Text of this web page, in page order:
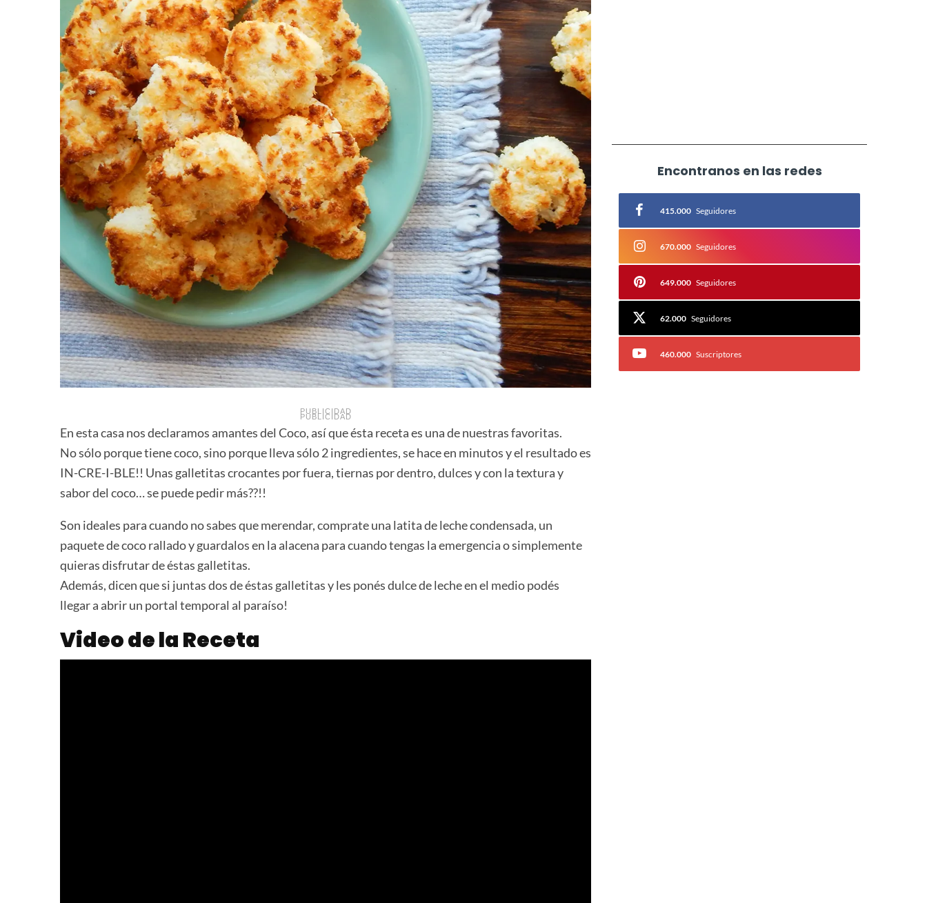
PUBLICIDAD
PUBLICIDAD
En esta casa nos declaramos amantes del Coco, así que ésta receta es una de nuestras favoritas.
No sólo porque tiene coco, sino porque lleva sólo 2 ingredientes, se hace en minutos y el resultado es
IN-CRE-I-BLE!! Unas galletitas crocantes por fuera, tiernas por dentro, dulces y con la textura y
sabor del coco… se puede pedir más??!!
Son ideales para cuando no sabes que merendar, comprate una latita de leche condensada, un
paquete de coco rallado y guardalos en la alacena para cuando tengas la emergencia o simplemente
quieras disfrutar de éstas galletitas.
Además, dicen que si juntas dos de éstas galletitas y les ponés dulce de leche en el medio podés
llegar a abrir un portal temporal al paraíso!
Video de la Receta
Encontranos en las redes
415.000 Seguidores
670.000 Seguidores
649.000 Seguidores
62.000 Seguidores
460.000 Suscriptores